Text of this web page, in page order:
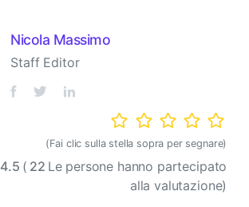
Nicola Massimo
Staff Editor
(Fai clic sulla stella sopra per segnare)
4.5 ( 22 Le persone hanno partecipato
alla valutazione)